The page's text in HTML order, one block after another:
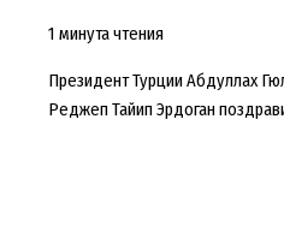
1 минута чтения
Президент Турции Абдуллах
Реджеп Тайип Эрдоган